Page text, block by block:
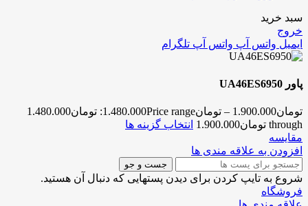
سبد خرید
خروج
ایمیل واتس آپ واتس آپ تلگرام
پاور UA46ES6950
تومان1.900.000
– تومان 1.480.000
Price range: تومان1.480.000
through تومان1.900.000
انتخاب گزینه ها
مقایسه
افزودن به علاقه مندی ها
جست و جو
شروع به تایپ کردن برای دیدن پستهایی که دنبال آن هستید.
فروشگاه